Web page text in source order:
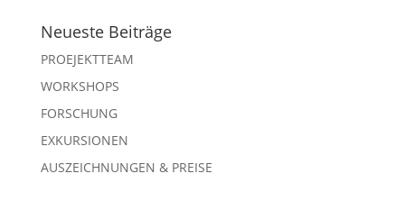
Neueste Beiträge
PROEJEKTTEAM
WORKSHOPS
FORSCHUNG
EXKURSIONEN
AUSZEICHNUNGEN & PREISE